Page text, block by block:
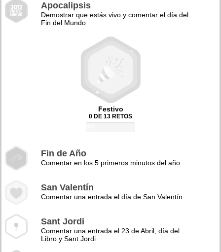
Apocalipsis
Demostrar que estás vivo y comentar el día del
Fin del Mundo
Festivo
0 DE 13 RETOS
Fin de Año
Comentar en los 5 primeros minutos del año
San Valentín
Comentar una entrada el día de San Valentín
Sant Jordi
Comentar una entrada el 23 de Abril, día del
Libro y Sant Jordi